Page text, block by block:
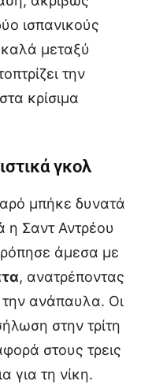
ισπανικούς
μεταξύ
την
κρίσιμα
γκολ
μπήκε δυνατά
η Σαντ Αντρέου
άμεσα με
, ανατρέποντας
ανάπαυλα. Οι
στην τρίτη
στους τρεις
για τη νίκη.